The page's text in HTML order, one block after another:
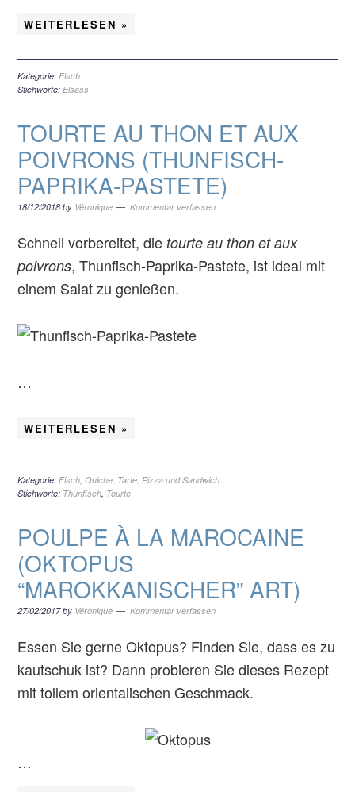
WEITERLESEN »
Kategorie:Fisch
Stichworte:Elsass
TOURTE AU THON ET AUX
POIVRONS (THUNFISCH-
PAPRIKA-PASTETE)
18/12/2018 by Véronique Kommentar verfassen
Schnell vorbereitet, die tourte au thon et aux
poivrons, Thunfisch-Paprika-Pastete, ist ideal mit
einem Salat zu genießen.
…
WEITERLESEN »
Kategorie:Fisch ,Quiche, Tarte, Pizza und Sandwich
Stichworte: Thunfisch Tourte
POULPE À LA MAROCAINE
(OKTOPUS
“MAROKKANISCHER” ART)
27/02/2017by Véronique Kommentar verfassen
Essen Sie gerne Oktopus? Finden Sie, dass es zu
kautschuk ist? Dann probieren Sie dieses Rezept
mit tollem orientalischen Geschmack.
…